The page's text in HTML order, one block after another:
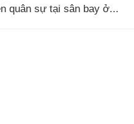
quân sự tại sân bay ở...